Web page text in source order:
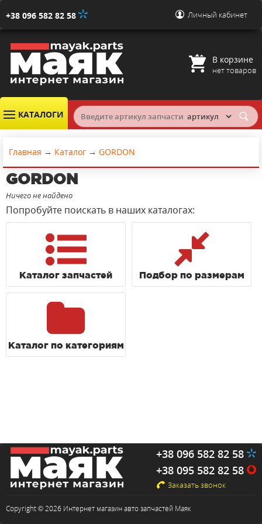
+38 096 582 82 58 Личный кабинет
В корзине
нет товаров
КАТАЛОГИ
Главная → Каталог → GORDON
GORDON
Ничего не найдено
Попробуйте поискать в наших каталогах:
Каталог запчастей Подбор по размерам
Каталог по категориям
+38 096 582 82 58
+38 095 582 82 58
Заказать звонок
Copyright © 2026 Интернет магазин авто запчастей Маяк